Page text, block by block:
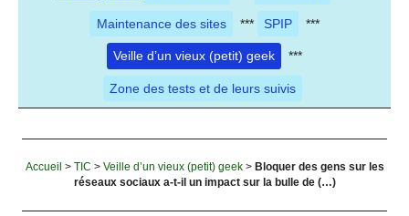
Maintenance des sites *** SPIP ***
Veille d’un vieux (petit) geek ***
Zone des tests et de leurs suivis
Accueil > TIC > Veille d’un vieux (petit) geek> Bloquer des gens sur les
réseaux sociaux a-t-il un impact sur la bulle de (…)